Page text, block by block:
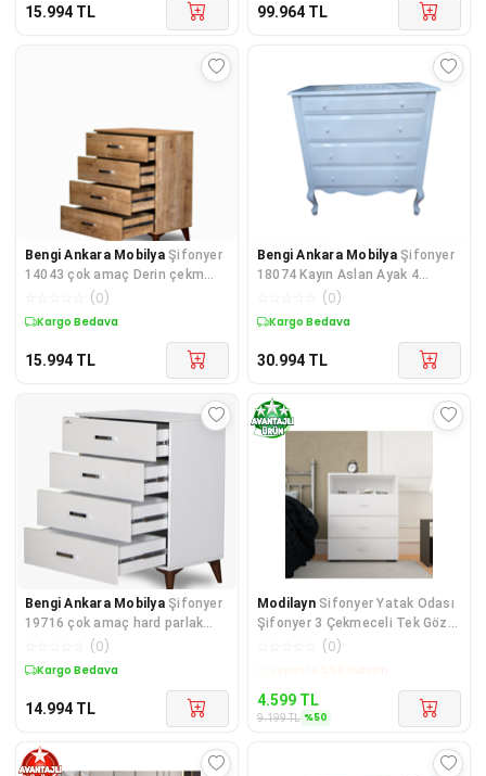
15.994 TL 99.964 TL
Bengi Ankara Mobilya Şifonyer
14043 çok amaç Derin çekm
hard SOMONE renk suntalem
(0)
Kargo Bedava
15.994 TL
Bengi Ankara Mobilya Şifonyer
18074 Kayın Aslan Ayak 4
Çekmece Parlak BEYAZ Natüre
(0)
Kargo Bedava
30.994 TL
Bengi Ankara Mobilya Şifonyer
19716 çok amaç hard parlak
BEYAZ suntalem DERİN ÇEKMEE
(0)
Kargo Bedava
14.994 TL
Modilayn Sifonyer Yatak Odası
Şifonyer 3 Çekmeceli Tek Gözlü
Dolap Ofis Do
(0)
4.599 TL
9.199TL %50